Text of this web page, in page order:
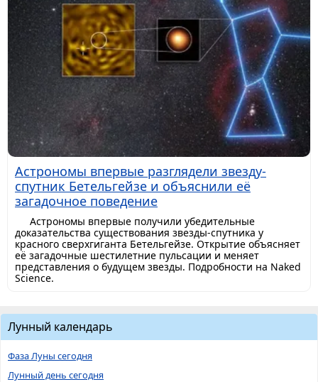
Астрономы впервые разглядели звезду-
спутник Бетельгейзе и объяснили её
загадочное поведение
Астрономы впервые получили убедительные
доказательства существования звезды-спутника у
красного сверхгиганта Бетельгейзе. Открытие объясняет
её загадочные шестилетние пульсации и меняет
представления о будущем звезды. Подробности на Naked
Science.
Лунный календарь
Фаза Луны сегодня
Лунный день сегодня